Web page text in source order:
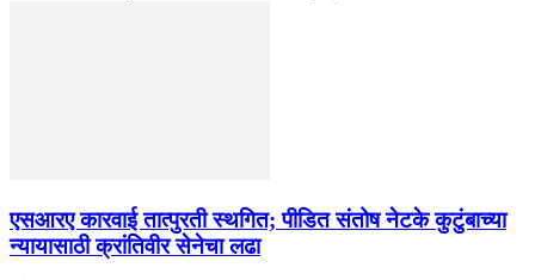
एसआरए कारवाई तात्पुरती स्थगित; पीडित संतोष नेटके कुटुंबाच्या
न्यायासाठी क्रांतिवीर सेनेचा लढा